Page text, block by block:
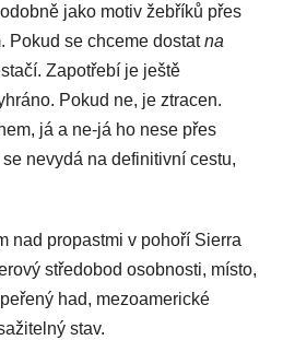
jako motiv žebříků přes
Pokud se chceme dostatna
Zapotřebí je ještě
Pokud ne, je ztracen.
já a ne-já ho nese přes
nevydá na definitivní cestu,
nad propastmi v pohoří Sierra
středobod osobnosti, místo,
had, mezoamerické
stav.